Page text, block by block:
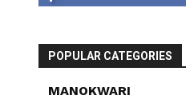
POPULAR CATEGORIES
MANOKWARI